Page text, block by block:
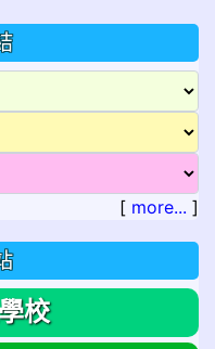
[ more... ]
校